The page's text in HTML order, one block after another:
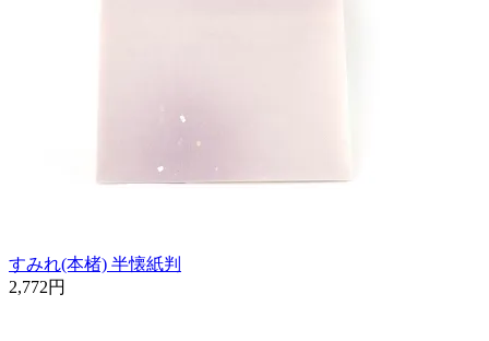
すみれ(本楮) 半懐紙判
2,772円